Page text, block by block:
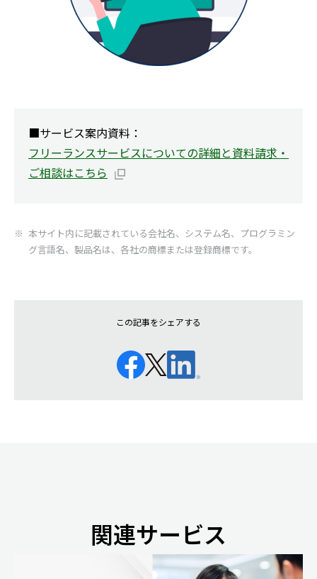
■サービス案内資料：
フリーランスサービスについての詳細と資料請求・
ご相談はこちら
本サイト内に記載されている会社名、システム名、プログラミン
グ言語名、製品名は、各社の商標または登録商標です。
この記事をシェアする
関連サービス